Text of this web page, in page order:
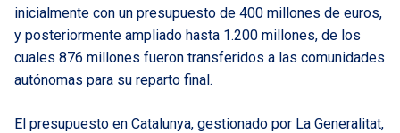
inicialmente con un presupuesto de 400 millones de euros,
y posteriormente ampliado hasta 1.200 millones, de los
cuales 876 millones fueron transferidos a las comunidades
autónomas para su reparto final.
El presupuesto en Catalunya, gestionado por La Generalitat,